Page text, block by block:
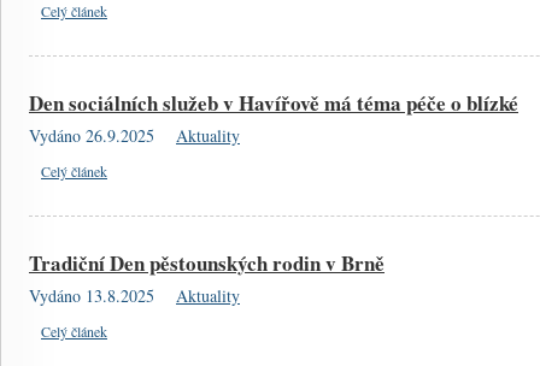
Celý článek
Den sociálních služeb v Havířově má téma péče o blízké
Vydáno 26.9.2025 Aktuality
Celý článek
Tradiční Den pěstounských rodin v Brně
Vydáno 13.8.2025 Aktuality
Celý článek